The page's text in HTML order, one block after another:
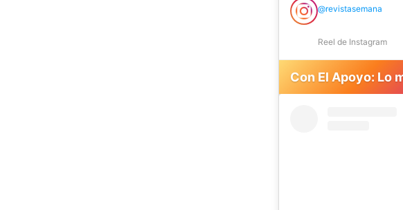
@revistasemana
Reel de Instagram
Con El Apoyo: Lo